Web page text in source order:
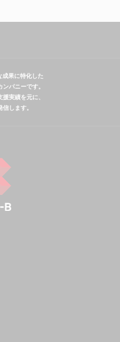
成果に特化した
パニーです。
実績を元に、
します。